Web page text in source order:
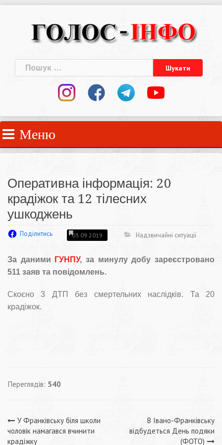
Пошук:
Меню
Оперативна інформація: 20
крадіжок та 12 тілесних
ушкоджень
Поділитись 03.09.2019 Надзвичайні ситуації
За даними ГУНПУ, за минулу добу зареєстровано
511 заяв та повідомлень.
Скоєно 3 ДТП без смертельних наслідків. Та 20
крадіжок.
Переглядів: 540
Навігація
У Франківську біля школи
чоловік намагався вчинити
крадіжку
В Івано-Франківську
відбудеться День подяки
(ФОТО)